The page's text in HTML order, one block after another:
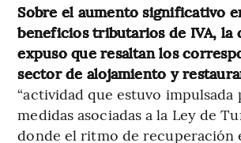
Sobre el aumento significativo
beneficios tributarios de IVA, la
expuso que resaltan los
sector de alojamiento y
“actividad que estuvo impulsada
medidas asociadas a la Ley de
donde el ritmo de recuperación